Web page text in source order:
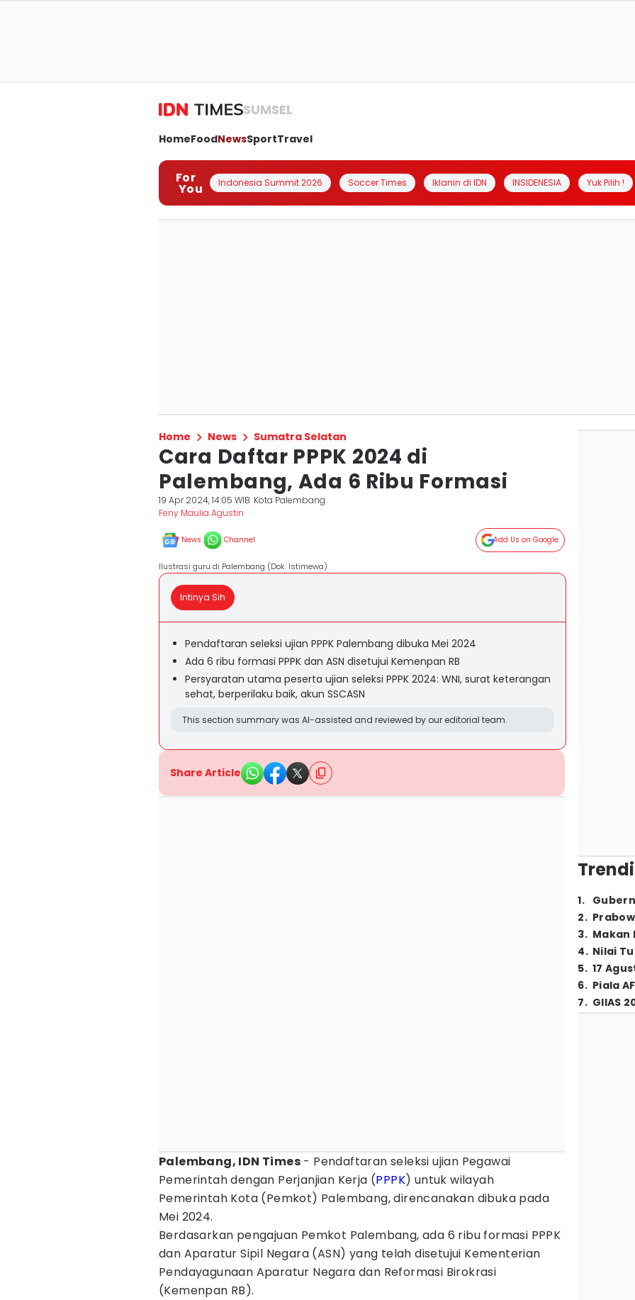
SUMSEL
HomeFoodNewsSportTravel
For
You Indonesia Summit 2026 Soccer Times Iklanin di IDN INSIDENESIA Yuk Pilih !
Home News Sumatra Selatan
Cara Daftar PPPK 2024 di
Palembang, Ada 6 Ribu Formasi
19 Apr 2024, 14:05 WIB Kota Palembang
Feny Maulia Agustin
News Channel Add Us on Google
Ilustrasi guru di Palembang (Dok. Istimewa)
Intinya Sih
Pendaftaran seleksi ujian PPPK Palembang dibuka Mei 2024
Ada 6 ribu formasi PPPK dan ASN disetujui Kemenpan RB
Persyaratan utama peserta ujian seleksi PPPK 2024: WNI, surat keterangan
sehat, berperilaku baik, akun SSCASN
This section summary was AI-assisted and reviewed by our editorial team.
Share Article
Palembang, IDN Times - Pendaftaran seleksi ujian Pegawai
Pemerintah dengan Perjanjian Kerja (PPPK) untuk wilayah
Pemerintah Kota (Pemkot) Palembang, direncanakan dibuka pada
Mei 2024.
Berdasarkan pengajuan Pemkot Palembang, ada 6 ribu formasi PPPK
dan Aparatur Sipil Negara (ASN) yang telah disetujui Kementerian
Pendayagunaan Aparatur Negara dan Reformasi Birokrasi
(Kemenpan RB).
1.
2.
3. Makan
4. Nilai
5. 17
6. Piala
7. GIIAS